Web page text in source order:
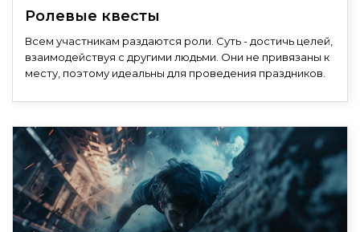
Ролевые квесты
Всем участникам раздаются роли. Суть - достичь целей,
взаимодействуя с другими людьми. Они не привязаны к
месту, поэтому идеальны для проведения праздников.